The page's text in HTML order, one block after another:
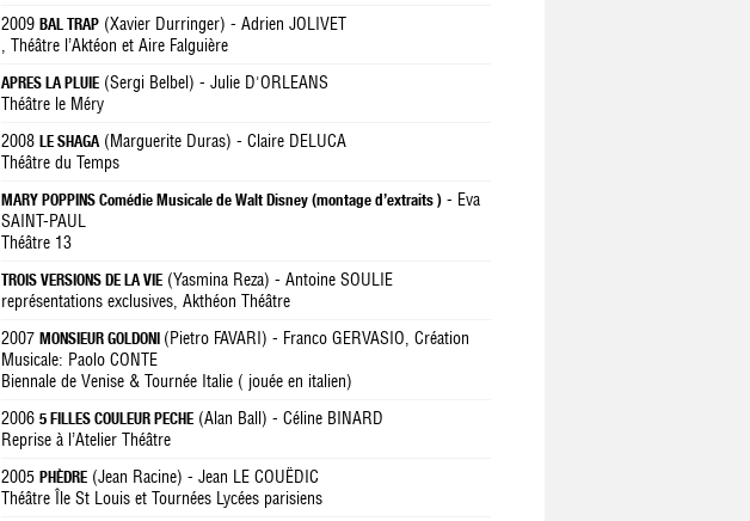
2009 BAL TRAP (Xavier Durringer) - Adrien JOLIVET
, Théâtre l’Aktéon et Aire Falguière
APRES LA PLUIE (Sergi Belbel) - Julie D'ORLEANS
Théâtre le Méry
2008 LE SHAGA(Marguerite Duras) - Claire DELUCA
Théâtre du Temps
MARY POPPINS Comédie Musicale de Walt Disney (montage d’extraits ) - Eva
SAINT-PAUL
Théâtre 13
TROIS VERSIONS DE LA VIE (Yasmina Reza) - Antoine SOULIE
représentations exclusives, Akthéon Théâtre
2007 MONSIEUR GOLDONI (Pietro FAVARI) - Franco GERVASIO, Création
Musicale: Paolo CONTE
Biennale de Venise & Tournée Italie ( jouée en italien)
2006 5 FILLES COULEUR PECHE (Alan Ball) - Céline BINARD
Reprise à l’Atelier Théâtre
2005 PHÈDRE (Jean Racine) - Jean LE COUËDIC
Théâtre Île St Louis et Tournées Lycées parisiens